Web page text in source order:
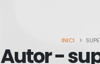
INICI
Autor -